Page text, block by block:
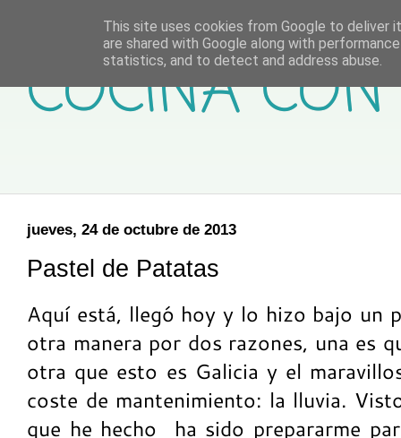
COCINA
jueves, 24 de octubre de 2013
Pastel de Patatas
Aquí está, llegó hoy y lo hizo bajo un
otra manera por dos razones, una es
otra que esto es Galicia y el
coste de mantenimiento: la lluvia.
que he hecho ha sido prepararme
This site uses cookies from Google to deliver
are shared with Google along with
statistics, and to detect and address abuse.